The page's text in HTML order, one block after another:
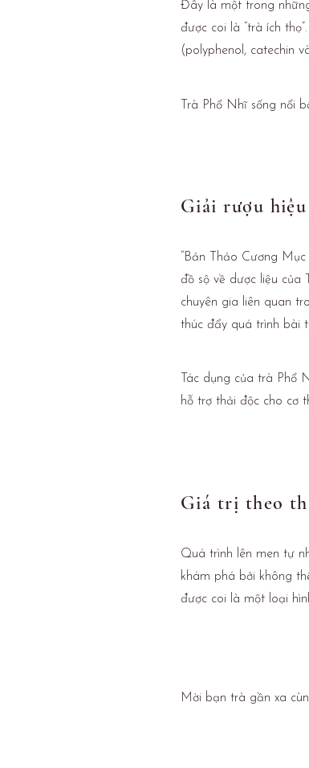
Đây là một trong
được coi là “trà ích
(polyphenol, catechin
Trà Phổ Nhĩ sống nổi
Giải rượu
“Bản Thảo Cương
đồ sộ về dược liệu
chuyên gia liên quan
thúc đẩy quá trình bài
Tác dụng của trà Phổ
hỗ trợ thải độc cho cơ
Giá trị theo
Quá trình lên men tự
khám phá bởi không
được coi là một loại
Mời bạn trà gần xa